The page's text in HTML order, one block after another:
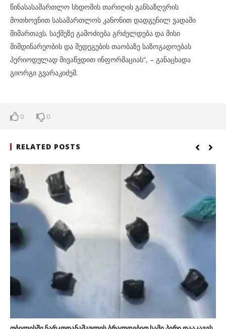
წინასასამართლო სხდომის თარიღის განსაზღვრის
მოთხოვნით სასამართლოს კანონით დადგენილ ვადაში
მიმართავს. საქმეზე გამოძიება გრძელდება და მისი
მიმდინარეობის და შედეგების თაობაზე საზოგადოებას
პერიოდულად მივაწვდით ინფორმაციას“, – განაცხადა
გიორგი გვარაკიძემ.
0 0
RELATED POSTS